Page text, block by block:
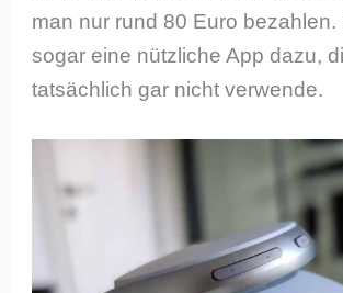
man nur rund 80 Euro bezahlen.
sogar eine nützliche App dazu,
tatsächlich gar nicht verwende.